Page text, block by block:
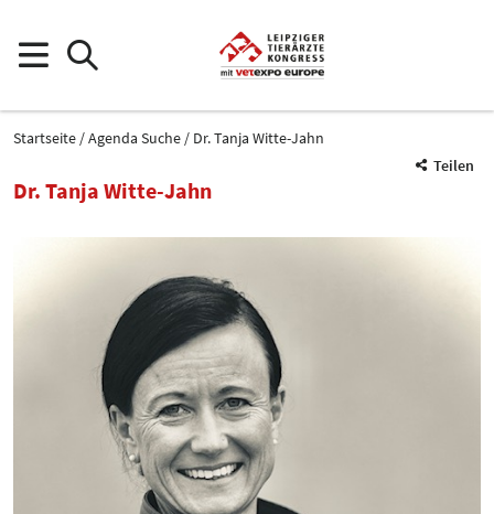
Startseite Agenda Suche
Dr. Tanja Witte-Jahn
Teilen
Dr. Tanja Witte-Jahn